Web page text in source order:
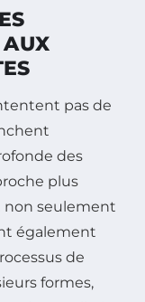
AUX
pas de
des
plus
non seulement
également
de
formes,